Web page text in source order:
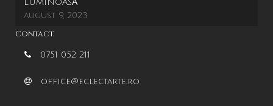
LUMINOASĂ
august 9, 2023
Contact
0751 052 211
office@eclectarte.ro